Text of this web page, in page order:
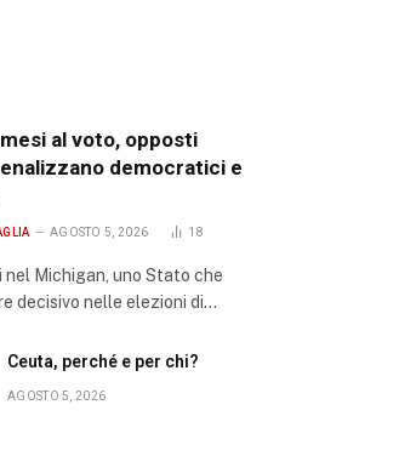
al voto, opposti
democratici e
AGOSTO 5, 2026 18
nel Michigan, uno Stato che
decisivo nelle elezioni di…
Ceuta, perché e per chi?
AGOSTO 5, 2026